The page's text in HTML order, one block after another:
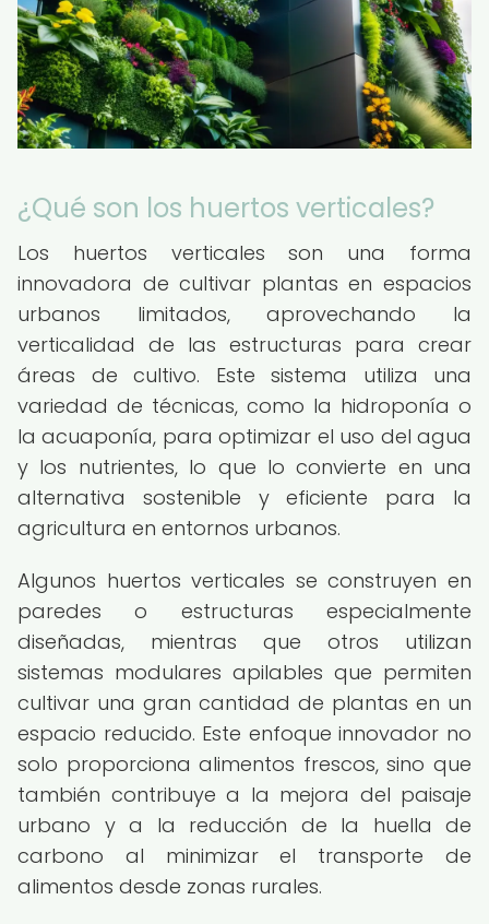
¿Qué son los huertos verticales?
Los huertos verticales son una forma
innovadora de cultivar plantas en espacios
urbanos limitados, aprovechando la
verticalidad de las estructuras para crear
áreas de cultivo. Este sistema utiliza una
variedad de técnicas, como la hidroponía o
la acuaponía, para optimizar el uso del agua
y los nutrientes, lo que lo convierte en una
alternativa sostenible y eficiente para la
agricultura en entornos urbanos.
Algunos huertos verticales se construyen en
paredes o estructuras especialmente
diseñadas, mientras que otros utilizan
sistemas modulares apilables que permiten
cultivar una gran cantidad de plantas en un
espacio reducido. Este enfoque innovador no
solo proporciona alimentos frescos, sino que
también contribuye a la mejora del paisaje
urbano y a la reducción de la huella de
carbono al minimizar el transporte de
alimentos desde zonas rurales.